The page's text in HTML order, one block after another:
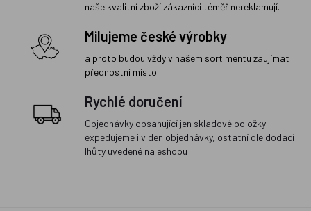
naše kvalitní zboží zákazníci téměř nereklamují.
Milujeme české výrobky
a proto budou vždy v našem sortimentu zaujímat
přednostní místo
Rychlé doručení
Objednávky obsahující jen skladové položky
expedujeme i v den objednávky, ostatní dle dodací
lhůty uvedené na eshopu